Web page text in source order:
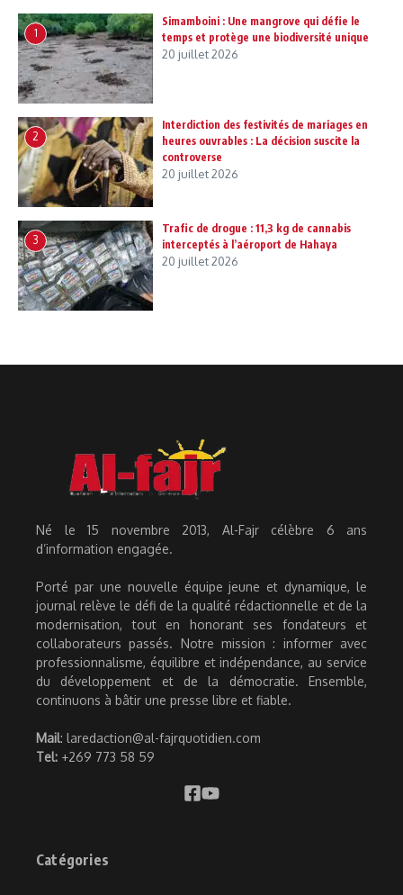
1
Simamboini : Une mangrove qui défie le
temps et protège une biodiversité unique
20 juillet 2026
2
Interdiction des festivités de mariages en
heures ouvrables : La décision suscite la
controverse
20 juillet 2026
3
Trafic de drogue : 11,3 kg de cannabis
interceptés à l’aéroport de Hahaya
20 juillet 2026
Né le 15 novembre 2013, Al-Fajr célèbre 6 ans
d’information engagée.
Porté par une nouvelle équipe jeune et dynamique, le
journal relève le défi de la qualité rédactionnelle et de la
modernisation, tout en honorant ses fondateurs et
collaborateurs passés. Notre mission : informer avec
professionnalisme, équilibre et indépendance, au service
du développement et de la démocratie. Ensemble,
continuons à bâtir une presse libre et fiable.
Mail: laredaction@al-fajrquotidien.com
Tel: +269 773 58 59
Catégories